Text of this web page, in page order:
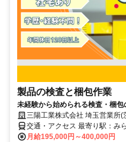
製品の検査と梱包作業
未経験から始められる検査・梱
三陽工業株式会社 埼玉営業所
交通・アクセス 最寄り駅：み
月給195,000円～400,000円